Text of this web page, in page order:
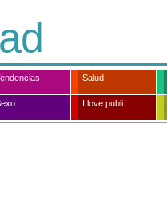
Salud
I love publi